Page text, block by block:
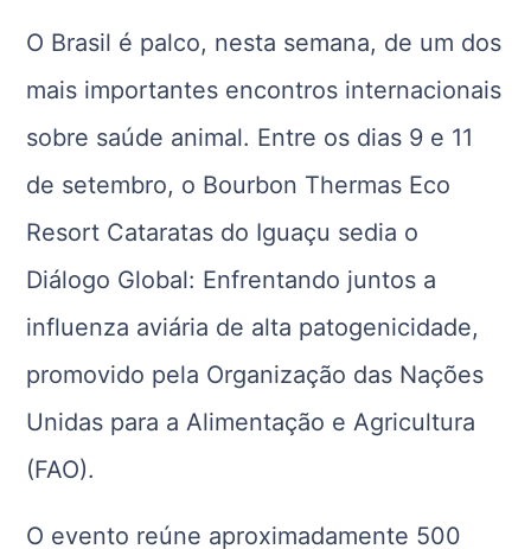
O Brasil é palco, nesta semana, de um dos
mais importantes encontros internacionais
sobre saúde animal. Entre os dias 9 e 11
de setembro, o Bourbon Thermas Eco
Resort Cataratas do Iguaçu sedia o
Diálogo Global: Enfrentando juntos a
influenza aviária de alta patogenicidade,
promovido pela Organização das Nações
Unidas para a Alimentação e Agricultura
(FAO).
O evento reúne aproximadamente 500